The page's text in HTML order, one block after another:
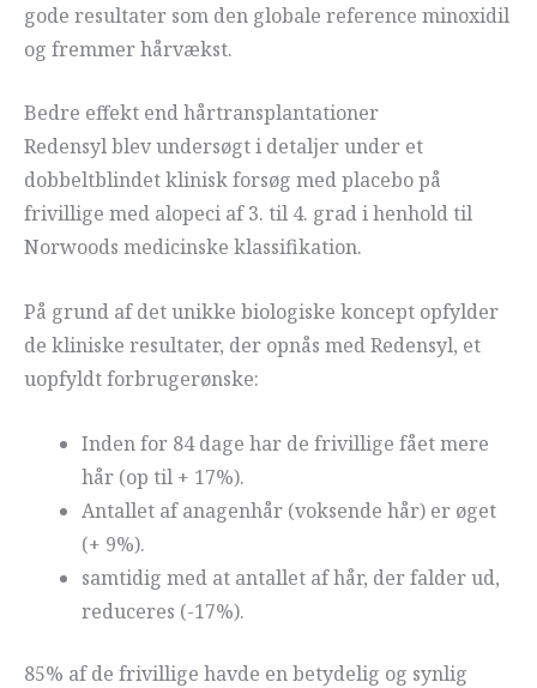
gode resultater som den globale reference minoxidil
og fremmer hårvækst.
Bedre effekt end hårtransplantationer
Redensyl blev undersøgt i detaljer under et
dobbeltblindet klinisk forsøg med placebo på
frivillige med alopeci af 3. til 4. grad i henhold til
Norwoods medicinske klassifikation.
På grund af det unikke biologiske koncept opfylder
de kliniske resultater, der opnås med Redensyl, et
uopfyldt forbrugerønske:
Inden for 84 dage har de frivillige fået mere
hår (op til + 17%).
Antallet af anagenhår (voksende hår) er øget
(+ 9%).
samtidig med at antallet af hår, der falder ud,
reduceres (-17%).
85% af de frivillige havde en betydelig og synlig